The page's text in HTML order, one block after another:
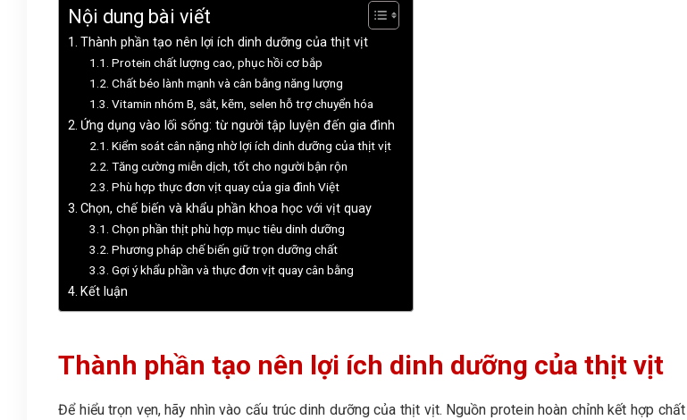
Nội dung bài viết
Thành phần tạo nên lợi ích dinh dưỡng của thịt vịt
Protein chất lượng cao, phục hồi cơ bắp
Chất béo lành mạnh và cân bằng năng lượng
Vitamin nhóm B, sắt, kẽm, selen hỗ trợ chuyển hóa
Ứng dụng vào lối sống: từ người tập luyện đến gia đình
Kiểm soát cân nặng nhờ lợi ích dinh dưỡng của thịt vịt
Tăng cường miễn dịch, tốt cho người bận rộn
Phù hợp thực đơn vịt quay của gia đình Việt
Chọn, chế biến và khẩu phần khoa học với vịt quay
Chọn phần thịt phù hợp mục tiêu dinh dưỡng
Phương pháp chế biến giữ trọn dưỡng chất
Gợi ý khẩu phần và thực đơn vịt quay cân bằng
Kết luận
Thành phần tạo nên lợi ích dinh dưỡng của thịt vịt
Để hiểu trọn vẹn, hãy nhìn vào cấu trúc dinh dưỡng của thịt vịt. Nguồn protein hoàn chỉnh kết hợp